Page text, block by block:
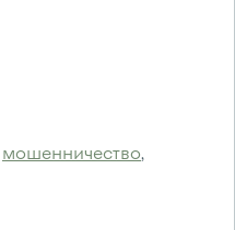
мошенничество,